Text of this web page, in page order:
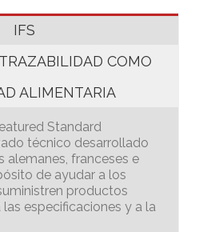
IFS
COMO
ALIMENTARIA
Standard
técnico desarrollado
alemanes, franceses e
de ayudar a los
productos
especificaciones y a la